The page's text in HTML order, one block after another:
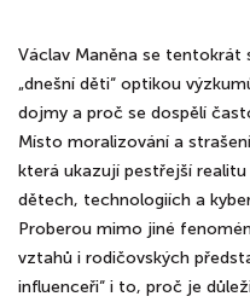
Václav Maněna se tentokrát
„dnešní děti“ optikou
dojmy a proč se dospělí
Místo moralizování a
která ukazují pestřejší
dětech, technologiích a
Proberou mimo jiné
vztahů i rodičovských
influenceři“ i to, proč je